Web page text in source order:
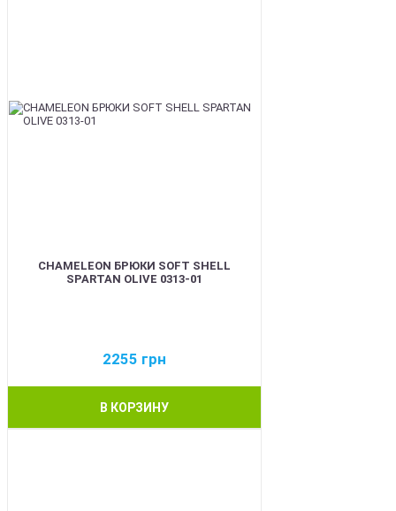
CHAMELEON БРЮКИ SOFT SHELL
SPARTAN OLIVE 0313-01
2255 грн
В КОРЗИНУ